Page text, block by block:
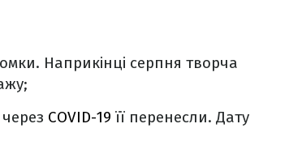
Наприкінці серпня творча
COVID-19 її перенесли. Дату